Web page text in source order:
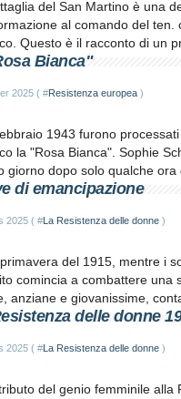
del San Martino è una
al comando del ten.
Questo è il racconto di un
Bianca"
2025 ( #Resistenza europea )
1943 furono
la "Rosa Bianca". Sophie
giorno dopo solo qualche ora
di emancipazione
2025 ( #La Resistenza delle donne )
del 1915, mentre i
comincia a combattere una
anziane e giovanissime,
delle donne
2025 ( #La Resistenza delle donne )
del genio femminile alla